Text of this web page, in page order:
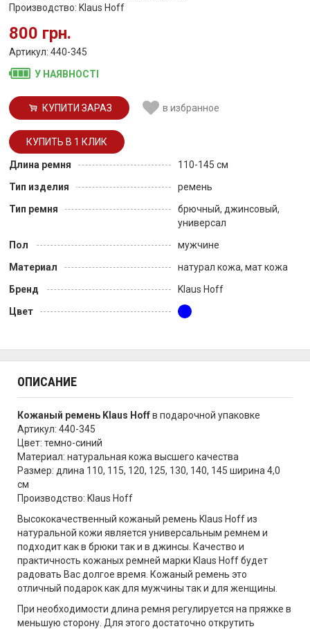
Производство: Klaus Hoff
800 грн.
Артикул: 440-345
У НАЯВНОСТІ
КУПИТИ ЗАРАЗ в избранное
Длина ремня
110-145 см
Тип изделия
ремень
Тип ремня
брючный, джинсовый,
универсал
Пол
мужчине
Материал
натурал кожа, мат кожа
Бренд
Klaus Hoff
Цвет
ОПИСАНИЕ
Кожаный ремень Klaus Hoffв подарочной упаковке
Артикул: 440-345
Цвет: темно-синий
Материал: натуральная кожа высшего качества
Размер: длина 110, 115, 120, 125, 130, 140, 145 ширина 4,0
см
Производство: Klaus Hoff
Высококачественный кожаный ремень Klaus Hoff из
натуральной кожи является универсальным ремнем и
подходит как в брюки так и в джинсы. Качество и
практичность кожаных ремней марки Klaus Hoffбудет
радовать Вас долгое время. Кожаный ремень это
отличный подарок как для мужчины так и для женщины.
При необходимости длина ремня регулируется на пряжке в
меньшую сторону. Для этого достаточно открутить